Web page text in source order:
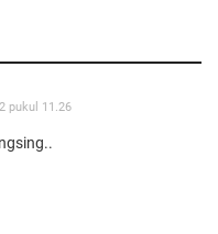
pukul 11.26